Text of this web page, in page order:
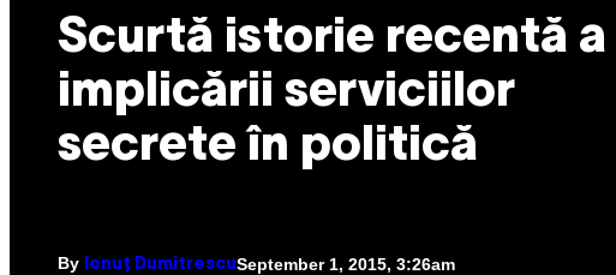
Scurtă istorie recentă a
implicării serviciilor
secrete în politică
By Ionuț Dumitrescu September 1, 2015, 3:26am